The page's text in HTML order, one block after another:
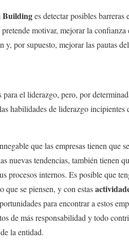
Buildinges detectar posibles
motivar, mejorar la confianza
y, por supuesto, mejorar las pautas
el liderazgo, pero, por
habilidades de liderazgo incipientes
que las empresas tienen que
nuevas tendencias, también tienen
procesos internos. Es posible que
que se piensen, y con estas
para encontrar a estos
de más responsabilidad y todo
la entidad.